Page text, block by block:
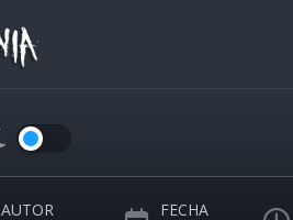
AUTOR
FECHA